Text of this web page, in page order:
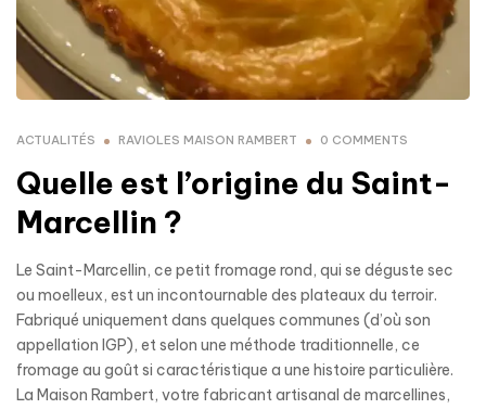
ACTUALITÉS RAVIOLES MAISON RAMBERT 0 COMMENTS
Quelle est l’origine du Saint-
Marcellin ?
Le Saint-Marcellin, ce petit fromage rond, qui se déguste sec
ou moelleux, est un incontournable des plateaux du terroir.
Fabriqué uniquement dans quelques communes (d’où son
appellation IGP), et selon une méthode traditionnelle, ce
fromage au goût si caractéristique a une histoire particulière.
La Maison Rambert, votre fabricant artisanal de marcellines,